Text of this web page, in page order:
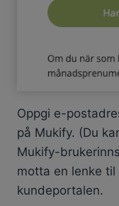
Oppgi e-
på Mukify. (Du
Mukify-
motta en lenke
kundeportalen.